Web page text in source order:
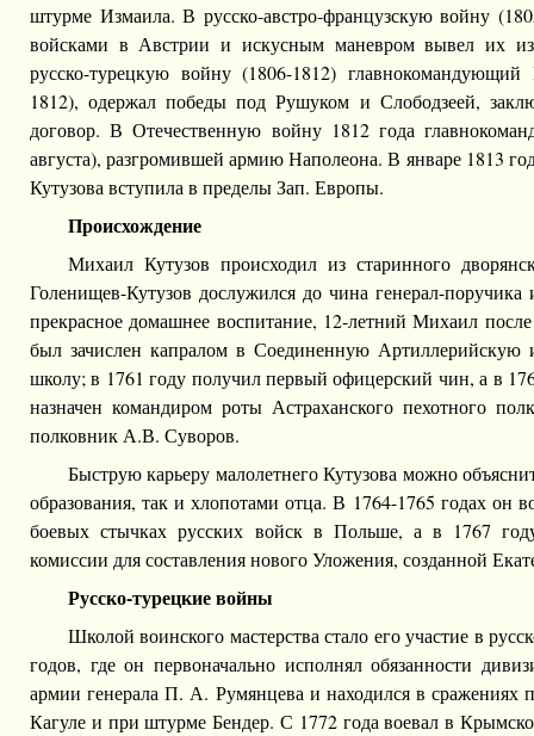
штурме Измаила. В русско-австро-французскую войну
войсками в Австрии и искусным маневром вывел их
русско-турецкую войну (1806-1812)
1812), одержал победы под Рушуком и Слободзеей,
договор. В Отечественную войну 1812 года
августа), разгромившей армию Наполеона. В январе 1813
Кутузова вступила в пределы Зап. Европы.
Происхождение
Михаил Кутузов происходил из старинного
Голенищев-Кутузов дослужился до чина генерал-поручика
прекрасное домашнее воспитание, 12-летний Михаил
был зачислен капралом в Соединенную
школу; в 1761 году получил первый офицерский чин, а в
назначен командиром роты Астраханского пехотного
полковник А.В. Суворов.
Быструю карьеру малолетнего Кутузова можно
образования, так и хлопотами отца. В 1764-1765 годах он
боевых стычках русских войск в Польше, а в 1767
комиссии для составления нового Уложения, созданной
Русско-турецкие войны
Школой воинского мастерства стало его участие в
годов, где он первоначально исполнял обязанности
армии генерала П. А. Румянцева и находился в сражениях
Кагуле и при штурме Бендер. С 1772 года воевал в